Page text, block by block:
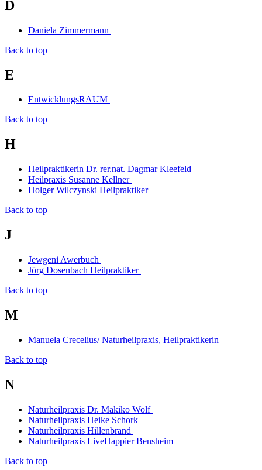
D
Daniela Zimmermann
Back to top
E
EntwicklungsRAUM
Back to top
H
Heilpraktikerin Dr. rer.nat. Dagmar Kleefeld
Heilpraxis Susanne Kellner
Holger Wilczynski Heilpraktiker
Back to top
J
Jewgeni Awerbuch
Jörg Dosenbach Heilpraktiker
Back to top
M
Manuela Crecelius/ Naturheilpraxis, Heilpraktikerin
Back to top
N
Naturheilpraxis Dr. Makiko Wolf
Naturheilpraxis Heike Schork
Naturheilpraxis Hillenbrand
Naturheilpraxis LiveHappier Bensheim
Back to top